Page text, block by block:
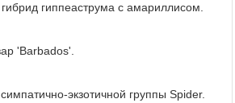
гиппеаструма с амариллисом.
'Barbados'.
экзотичной группы Spider.